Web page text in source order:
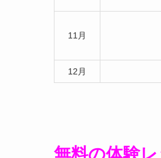
11月
12月
無料の体験